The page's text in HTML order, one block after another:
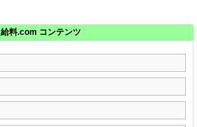
給料.com コンテンツ